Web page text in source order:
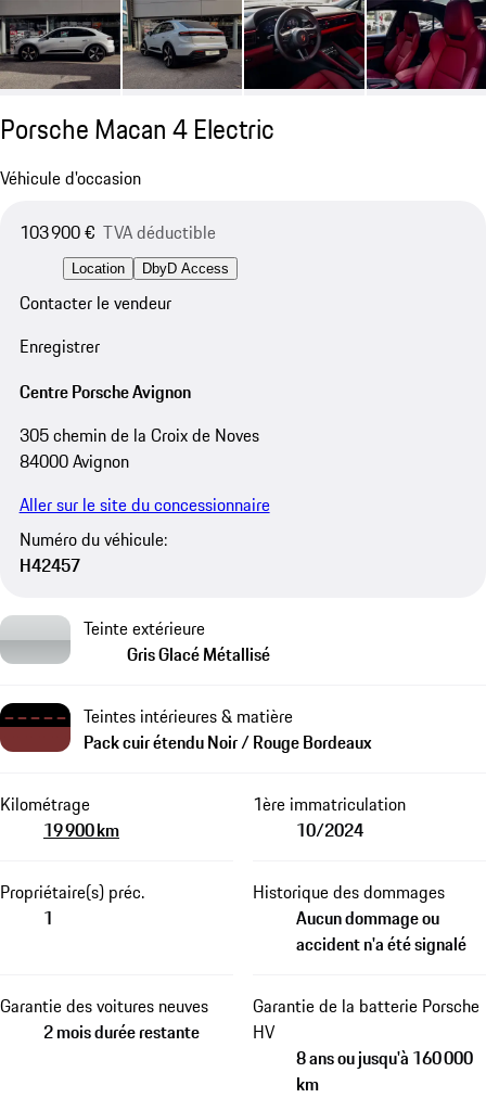
Porsche Macan 4 Electric
Véhicule d'occasion
103 900 € TVA déductible
Location DbyD Access
Contacter le vendeur
Enregistrer
Centre Porsche Avignon
305 chemin de la Croix de Noves
84000 Avignon
Aller sur le site du concessionnaire
Numéro du véhicule:
H42457
Teinte extérieure
Gris Glacé Métallisé
Teintes intérieures & matière
Pack cuir étendu Noir / Rouge Bordeaux
Kilométrage
19 900 km
1ère immatriculation
10/2024
Propriétaire(s) préc.
1
Historique des dommages
Aucun dommage ou
accident n'a été signalé
Garantie des voitures neuves
2 mois durée restante
Garantie de la batterie Porsche
HV
8 ans ou jusqu'à 160 000
km